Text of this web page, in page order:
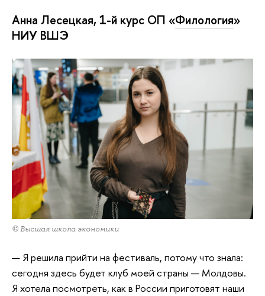
Анна Лесецкая, 1-й курс ОП «Филология»
НИУ ВШЭ
© Высшая школа экономики
— Я решила прийти на фестиваль, потому что знала:
сегодня здесь будет клуб моей страны — Молдовы.
Я хотела посмотреть, как в России приготовят наши